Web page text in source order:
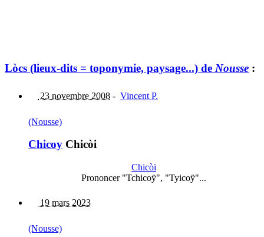
Lòcs (lieux-dits = toponymie, paysage...) de Nousse :
23 novembre 2008 - Vincent P.
(Nousse)
Chicoy Chicòi
Chicòi
Prononcer "Tchicoÿ", "Tyicoÿ"...
19 mars 2023
(Nousse)